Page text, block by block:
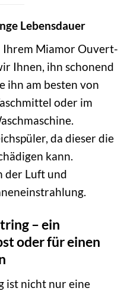
Lebensdauer
Ihrem Miamor Ouvert-
Ihnen, ihn schonend
ihn am besten von
oder im
da dieser die
kann.
der Luft und
– ein
oder für einen
ist nicht nur eine